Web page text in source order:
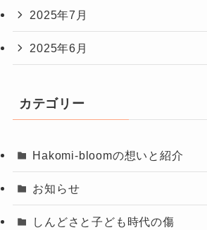
2025年7月
2025年6月
カテゴリー
Hakomi-bloomの想いと紹介
お知らせ
しんどさと子ども時代の傷